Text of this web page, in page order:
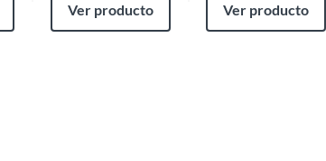
Ver producto Ver producto